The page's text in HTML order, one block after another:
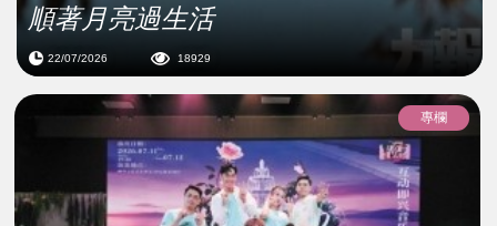
順著月亮過生活
22/07/2026 18929
專欄